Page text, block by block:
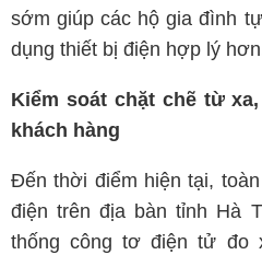
sớm giúp các hộ gia đình
dụng thiết bị điện hợp lý
Kiểm soát chặt chẽ từ
khách hàng
Đến thời điểm hiện tại,
điện trên địa bàn tỉnh Hà
thống công tơ điện tử đo